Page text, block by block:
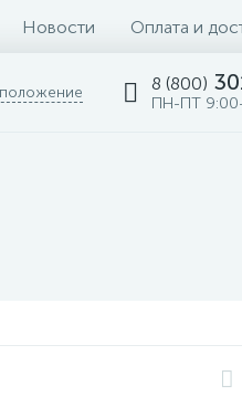
Новости Оплата и
8 (800)
ПН-ПТ